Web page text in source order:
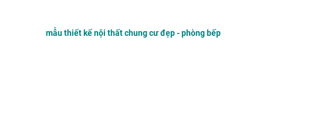
mẫu thiết kế nội thất chung cư đẹp - phòng bếp